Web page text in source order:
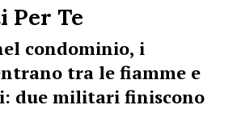
Per Te
condominio, i
tra le fiamme e
due militari finiscono